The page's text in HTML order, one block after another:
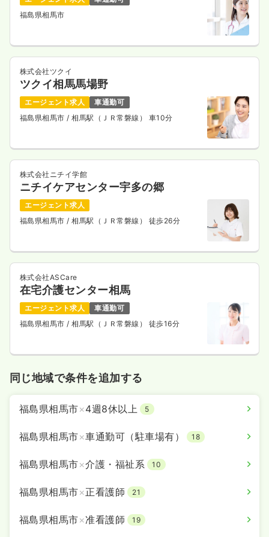
福島県相馬市
株式会社ツクイ
ツクイ相馬馬場野
エージェント求人
車通勤可
福島県相馬市/ 相馬駅（ＪＲ常磐線） 車10分
株式会社ニチイ学館
ニチイケアセンター宇多の郷
エージェント求人
福島県相馬市/ 相馬駅（ＪＲ常磐線） 徒歩26分
株式会社ASCare
在宅介護センター相馬
エージェント求人
車通勤可
福島県相馬市/ 相馬駅（ＪＲ常磐線） 徒歩16分
同じ地域で条件を追加する
福島県相馬市×4週8休以上 5
福島県相馬市×車通勤可（駐車場有） 18
福島県相馬市×介護・福祉系 10
福島県相馬市×正看護師 21
福島県相馬市×准看護師 19